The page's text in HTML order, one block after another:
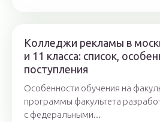
Колледжи рекламы в
и 11 класса: список,
поступления
Особенности обучения на
программы факультета
с федеральными...